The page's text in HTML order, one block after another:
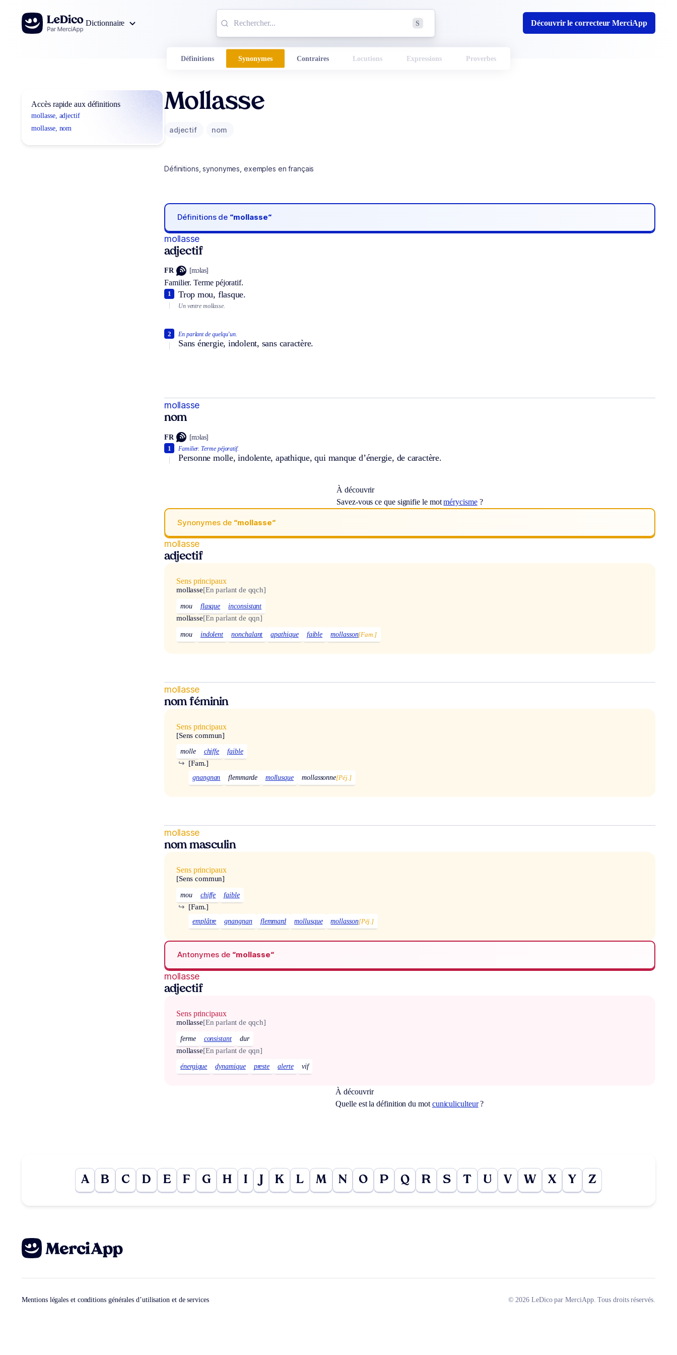
Aller au contenu
Dictionnaire
S Découvrir le correcteur MerciApp
Définitions Synonymes Contraires Locutions Expressions Proverbes
Accès rapide aux définitions
mollasse, adjectif
mollasse, nom
Mollasse
adjectif nom
Définitions, synonymes, exemples en français
Définitions de “mollasse“
mollasse
adjectif
FR [mɔlas]
Familier. Terme péjoratif.
Trop mou, flasque.
1
Un ventre mollasse.
En parlant de quelqu’un.
Sans énergie, indolent, sans caractère.
2
mollasse
nom
FR [mɔlas]
Familier. Terme péjoratif.
Personne molle, indolente, apathique, qui manque d’énergie, de caractère.
1
À découvrir
Savez-vous ce que signifie le motmérycisme?
Synonymes de “mollasse“
mollasse
adjectif
Sens principaux
mollasse[En parlant de qqch]
mou flasque inconsistant
mollasse[En parlant de qqn]
mou indolent nonchalant apathique faible mollasson[Fam.]
mollasse
nom féminin
Sens principaux
[Sens commun]
molle chiffe faible
[Fam.]
↪
gnangnan flemmarde mollusque mollassonne[Péj.]
mollasse
nom masculin
Sens principaux
[Sens commun]
mou chiffe faible
[Fam.]
↪
emplâtre gnangnan flemmard mollusque mollasson[Péj.]
Antonymes de “mollasse“
mollasse
adjectif
Sens principaux
mollasse[En parlant de qqch]
ferme consistant dur
mollasse[En parlant de qqn]
énergique dynamique preste alerte vif
À découvrir
Quelle est la définition du mot cuniculiculteur?
A B C D E F G H I J K L M N O P Q R S T U V W X Y Z
Mentions légales et conditions générales d’utilisation et de services © 2026 LeDico par MerciApp. Tous droits réservés.